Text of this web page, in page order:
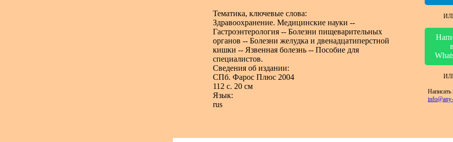
Тематика, ключевые слова:
Здравоохранение. Медицинские науки --
Гастроэнтерология -- Болезни пищеварительных
органов -- Болезни желудка и двенадцатиперстной
кишки -- Язвенная болезнь -- Пособие для
специалистов.
Сведения об издании:
СПб. Фарос Плюс 2004
112 с. 20 см
Язык:
rus
в
Написать